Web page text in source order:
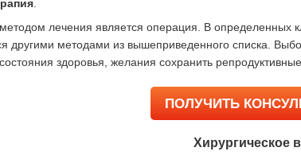
лечения является операция. В определенных
другими методами из вышеприведенного списка.
здоровья, желания сохранить репродуктивные
ПОЛУЧИТЬ
Хирургическое